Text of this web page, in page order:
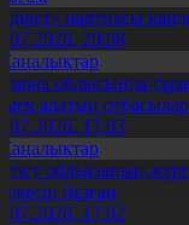
партиясы
20:08
облысында
алатын
17:03
облысының
бұзған
17:02